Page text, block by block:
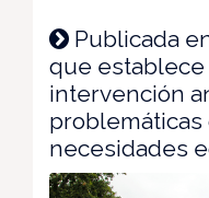
Publicada
que
intervención
problemáticas
necesidades